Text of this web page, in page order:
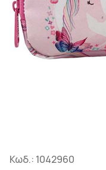
Κωδ.: 1042960